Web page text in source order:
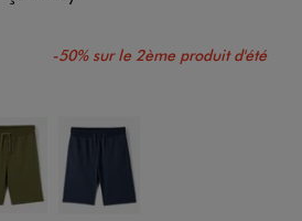
-50% sur le 2ème produit d'été